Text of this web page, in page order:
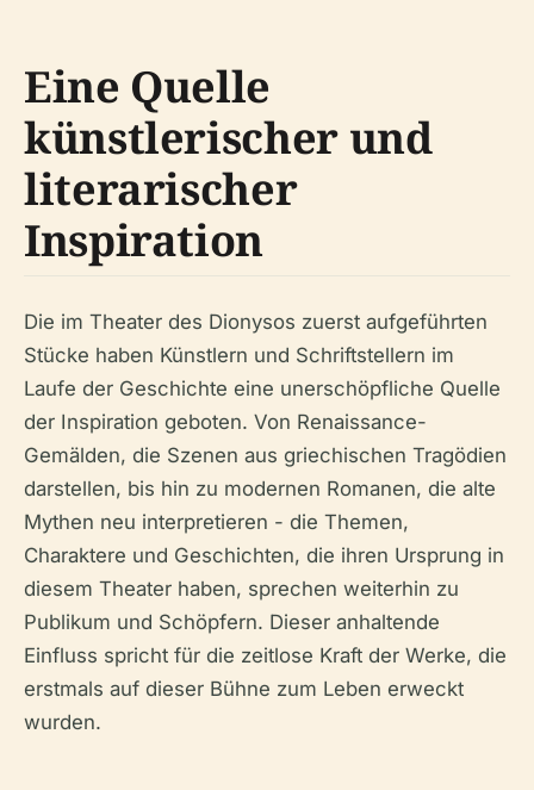
Eine Quelle
künstlerischer und
literarischer
Inspiration
Die im Theater des Dionysos zuerst aufgeführten
Stücke haben Künstlern und Schriftstellern im
Laufe der Geschichte eine unerschöpfliche Quelle
der Inspiration geboten. Von Renaissance-
Gemälden, die Szenen aus griechischen Tragödien
darstellen, bis hin zu modernen Romanen, die alte
Mythen neu interpretieren - die Themen,
Charaktere und Geschichten, die ihren Ursprung in
diesem Theater haben, sprechen weiterhin zu
Publikum und Schöpfern. Dieser anhaltende
Einfluss spricht für die zeitlose Kraft der Werke, die
erstmals auf dieser Bühne zum Leben erweckt
wurden.